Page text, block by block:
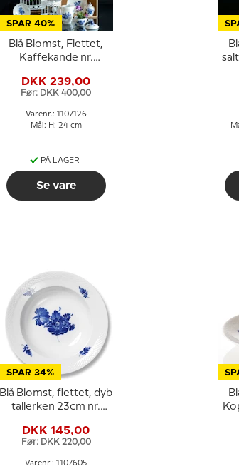
SPAR 40%
Blå Blomst, Flettet,
Kaffekande nr.
Royal Copenhagen
DKK 239,00
Før: DKK 400,00
Varenr.: 1107126
Mål: H: 24 cm
PÅ LAGER
Se vare
SPAR 34%
Blå Blomst, flettet, dyb
tallerken 23cm nr.
DKK 145,00
Før: DKK 220,00
Varenr.: 1107605